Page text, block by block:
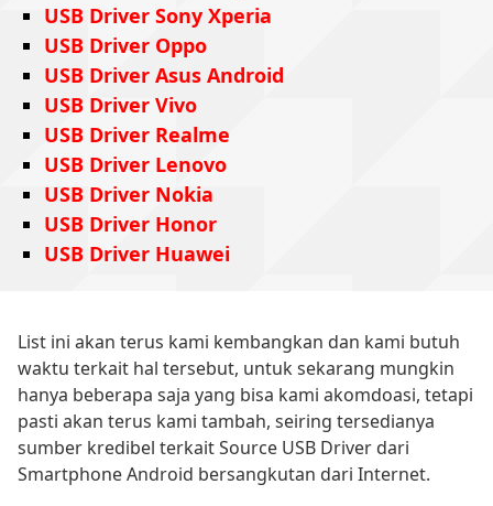
USB Driver Sony Xperia
USB Driver Oppo
USB Driver Asus Android
USB Driver Vivo
USB Driver Realme
USB Driver Lenovo
USB Driver Nokia
USB Driver Honor
USB Driver Huawei
List ini akan terus kami kembangkan dan kami butuh
waktu terkait hal tersebut, untuk sekarang mungkin
hanya beberapa saja yang bisa kami akomdoasi, tetapi
pasti akan terus kami tambah, seiring tersedianya
sumber kredibel terkait Source USB Driver dari
Smartphone Android bersangkutan dari Internet.